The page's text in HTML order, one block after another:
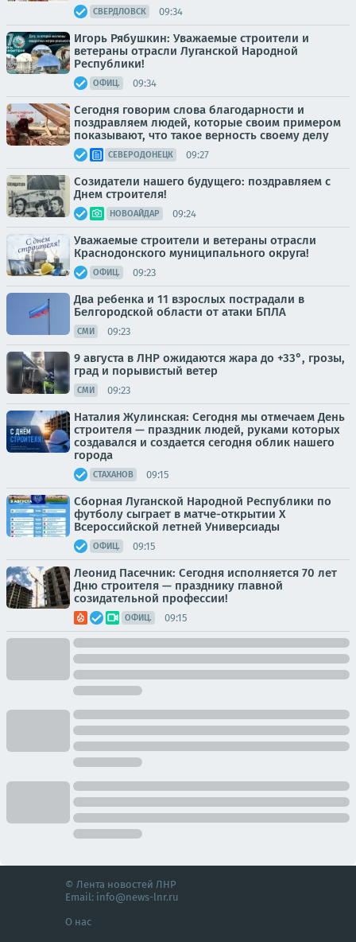
СВЕРДЛОВСК 09:34
Игорь Рябушкин: Уважаемые строители и
ветераны отрасли Луганской Народной
Республики!
ОФИЦ. 09:34
Сегодня говорим слова благодарности и
поздравляем людей, которые своим примером
показывают, что такое верность своему делу
СЕВЕРОДОНЕЦК 09:27
Созидатели нашего будущего: поздравляем с
Днем строителя!
НОВОАЙДАР 09:24
Уважаемые строители и ветераны отрасли
Краснодонского муниципального округа!
ОФИЦ. 09:23
Два ребенка и 11 взрослых пострадали в
Белгородской области от атаки БПЛА
СМИ 09:23
9 августа в ЛНР ожидаются жара до +33°, грозы,
град и порывистый ветер
СМИ 09:23
Наталия Жулинская: Сегодня мы отмечаем День
строителя — праздник людей, руками которых
создавался и создается сегодня облик нашего
города
СТАХАНОВ 09:15
Сборная Луганской Народной Республики по
футболу сыграет в матче-открытии Х
Всероссийской летней Универсиады
ОФИЦ. 09:15
Леонид Пасечник: Сегодня исполняется 70 лет
Дню строителя — празднику главной
созидательной профессии!
ОФИЦ. 09:15
© Лента новостей ЛНР
Email: info@news-lnr.ru
О нас